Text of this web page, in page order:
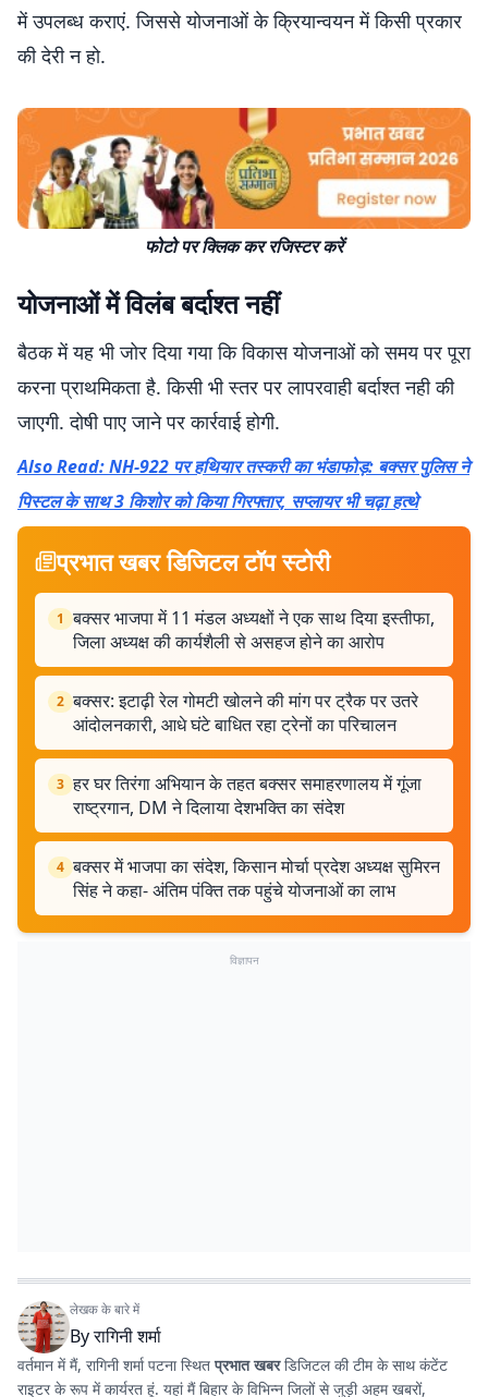
में उपलब्ध कराएं. जिससे योजनाओं के क्रियान्वयन में किसी प्रकार
की देरी न हो.
फोटो पर क्लिक कर रजिस्टर करें
योजनाओं में विलंब बर्दाश्त नहीं
बैठक में यह भी जोर दिया गया कि विकास योजनाओं को समय पर पूरा
करना प्राथमिकता है. किसी भी स्तर पर लापरवाही बर्दाश्त नही की
जाएगी. दोषी पाए जाने पर कार्रवाई होगी.
Also Read: NH-922 पर हथियार तस्करी का भंडाफोड़: बक्सर पुलिस ने
पिस्टल के साथ 3 किशोर को किया गिरफ्तार, सप्लायर भी चढ़ा हत्थे
प्रभात खबर डिजिटल टॉप स्टोरी
1 बक्सर भाजपा में 11 मंडल अध्यक्षों ने एक साथ दिया इस्तीफा,
जिला अध्यक्ष की कार्यशैली से असहज होने का आरोप
2 बक्सर: इटाढ़ी रेल गोमटी खोलने की मांग पर ट्रैक पर उतरे
आंदोलनकारी, आधे घंटे बाधित रहा ट्रेनों का परिचालन
3 हर घर तिरंगा अभियान के तहत बक्सर समाहरणालय में गूंजा
राष्ट्रगान, DM ने दिलाया देशभक्ति का संदेश
4 बक्सर में भाजपा का संदेश, किसान मोर्चा प्रदेश अध्यक्ष सुमिरन
सिंह ने कहा- अंतिम पंक्ति तक पहुंचे योजनाओं का लाभ
विज्ञापन
लेखक के बारे में
Byरागिनी शर्मा
वर्तमान में मैं, रागिनी शर्मा पटना स्थितप्रभात खबरडिजिटल की टीम के साथ कंटेंट
राइटर के रूप में कार्यरत हूं. यहां मैं बिहार के विभिन्न जिलों से जुड़ी अहम खबरों,